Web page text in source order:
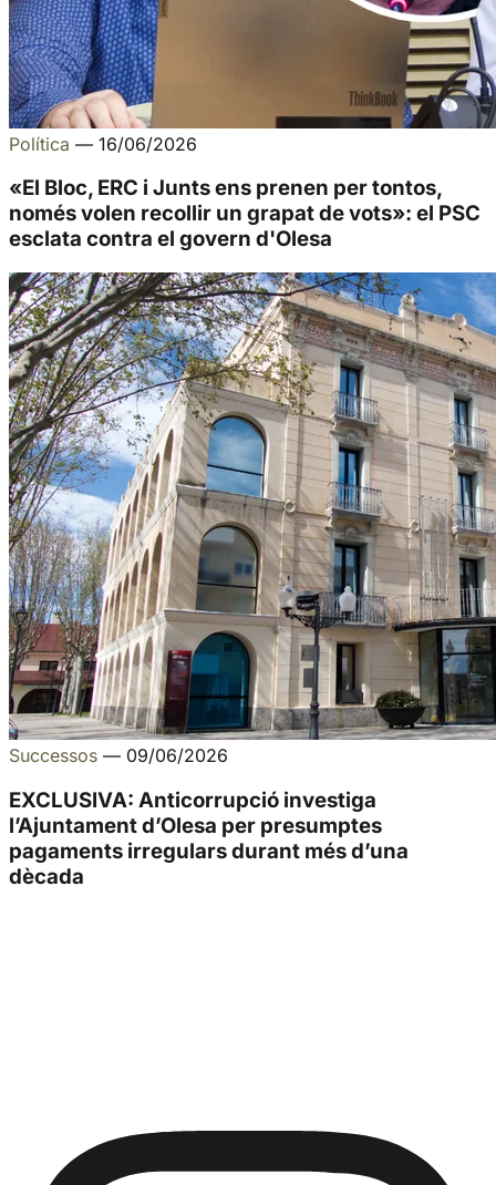
Política — 16/06/2026
«El Bloc, ERC i Junts ens prenen per tontos,
només volen recollir un grapat de vots»: el PSC
esclata contra el govern d'Olesa
Successos — 09/06/2026
EXCLUSIVA: Anticorrupció investiga
l’Ajuntament d’Olesa per presumptes
pagaments irregulars durant més d’una
dècada